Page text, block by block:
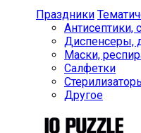
Праздники
Антисептики,
Диспенсеры,
Маски,
Салфетки
Другое